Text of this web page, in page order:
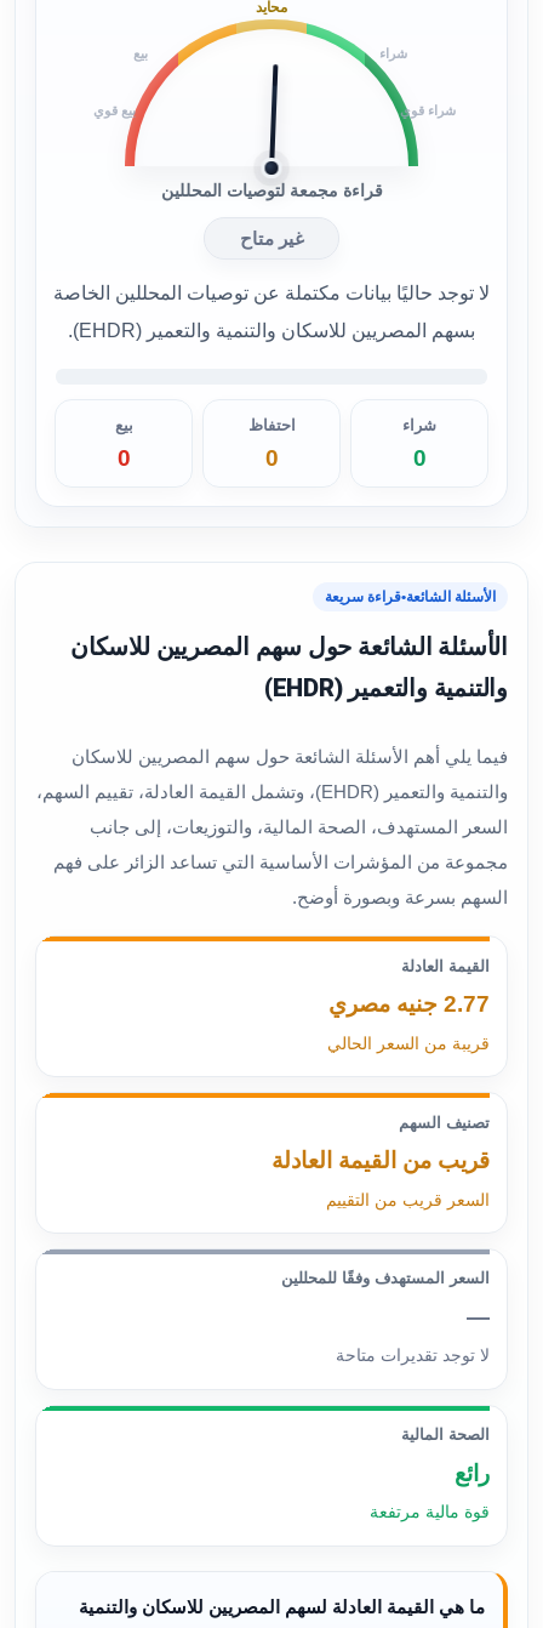
بيع قوي
بيع
محايد
شراء
شراء قوي
قراءة مجمعة لتوصيات المحللين
غير متاح
لا توجد حاليًا بيانات مكتملة عن توصيات المحللين الخاصة
بسهم المصريين للاسكان والتنمية والتعمير (EHDR).
شراء
0
احتفاظ
0
بيع
0
الأسئلة الشائعة•قراءة سريعة
الأسئلة الشائعة حول سهم المصريين للاسكان
والتنمية والتعمير (EHDR)
فيما يلي أهم الأسئلة الشائعة حول سهم المصريين للاسكان
والتنمية والتعمير (EHDR)، وتشمل القيمة العادلة، تقييم السهم،
السعر المستهدف، الصحة المالية، والتوزيعات، إلى جانب
مجموعة من المؤشرات الأساسية التي تساعد الزائر على فهم
السهم بسرعة وبصورة أوضح.
القيمة العادلة
2.77 جنيه مصري
قريبة من السعر الحالي
تصنيف السهم
قريب من القيمة العادلة
السعر قريب من التقييم
السعر المستهدف وفقًا للمحللين
—
لا توجد تقديرات متاحة
الصحة المالية
رائع
قوة مالية مرتفعة
ما هي القيمة العادلة لسهم المصريين للاسكان والتنمية